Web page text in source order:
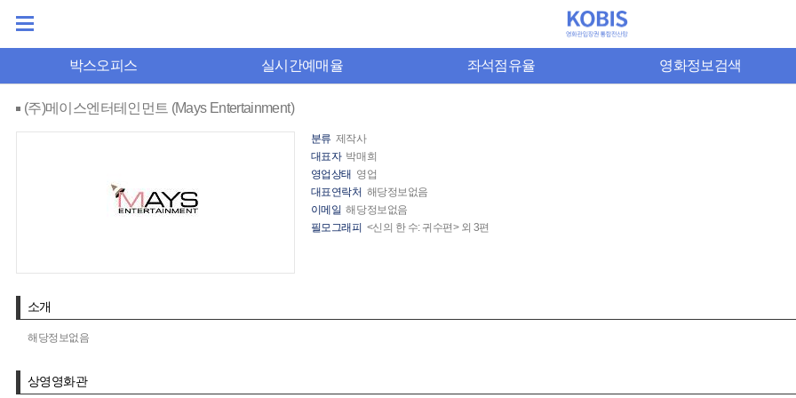
박스오피스 실시간예매율 좌석점유율 영화정보검색
(주)메이스엔터테인먼트 (Mays Entertainment)
분류 제작사
대표자 박매희
영업상태 영업
대표연락처 해당정보없음
이메일 해당정보없음
필모그래피 <신의 한 수: 귀수편> 외 3편
소개
해당정보없음
상영영화관